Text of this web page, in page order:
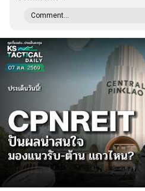
Comment...